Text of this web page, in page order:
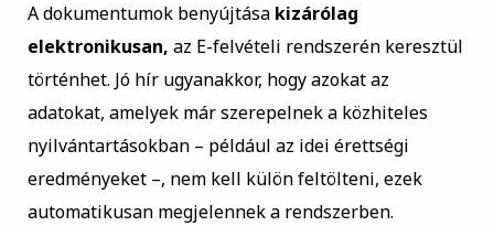
A dokumentumok benyújtása kizárólag
elektronikusan, az E-felvételi rendszerén keresztül
történhet. Jó hír ugyanakkor, hogy azokat az
adatokat, amelyek már szerepelnek a közhiteles
nyilvántartásokban – például az idei érettségi
eredményeket –, nem kell külön feltölteni, ezek
automatikusan megjelennek a rendszerben.